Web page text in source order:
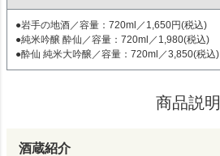
●岩手の地酒／容量：720ml／1,650円(税込)
●純米吟醸 酔仙／容量：720ml／1,980(税込)
●酔仙 純米大吟醸／容量：720ml／3,850(税込)
商品説明
酒蔵紹介